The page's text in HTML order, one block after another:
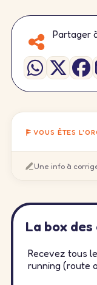
Partager
VOUS ÊTES
Une info à
La box
Recevez tous
running (route